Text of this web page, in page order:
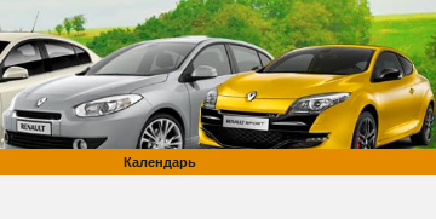
Календарь